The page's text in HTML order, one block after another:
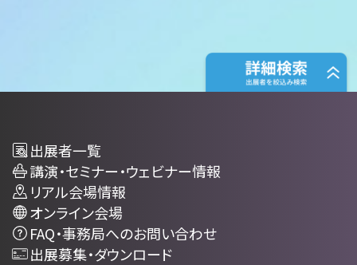
出展者一覧
講演・セミナー・ウェビナー情報
リアル会場情報
オンライン会場
FAQ・事務局へのお問い合わせ
出展募集・ダウンロード